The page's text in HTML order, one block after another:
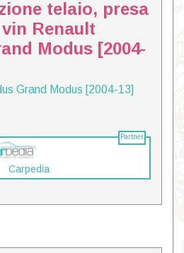
telaio, presa
Renault
Modus [2004-
Grand Modus [2004-13]
Partner
Carpedia